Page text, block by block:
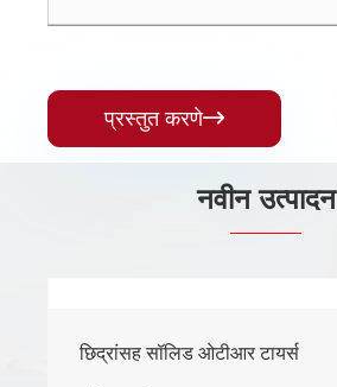
प्रस्तुत करणे
नवीन उत्पादन
छिद्रांसह सॉलिड ओटीआर टायर्स